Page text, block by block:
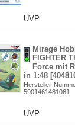
UVP
Mirage
FIGHTER
Force mit
in 1:48
Hersteller-
5901461481061
UVP